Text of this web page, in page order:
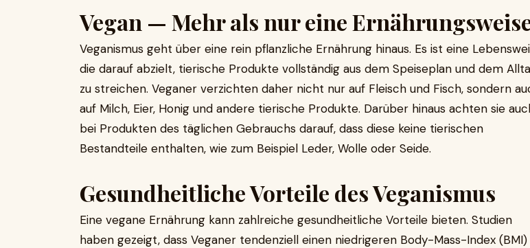
Vegan — Mehr als nur eine
Veganismus geht über eine rein pflanzliche Ernährung hinaus. Es ist eine
die darauf abzielt, tierische Produkte vollständig aus dem Speiseplan und dem
zu streichen. Veganer verzichten daher nicht nur auf Fleisch und Fisch, sondern
auf Milch, Eier, Honig und andere tierische Produkte. Darüber hinaus achten sie
bei Produkten des täglichen Gebrauchs darauf, dass diese keine tierischen
Bestandteile enthalten, wie zum Beispiel Leder, Wolle oder Seide.
Gesundheitliche Vorteile des Veganismus
Eine vegane Ernährung kann zahlreiche gesundheitliche Vorteile bieten. Studien
haben gezeigt, dass Veganer tendenziell einen niedrigeren Body-Mass-Index (BMI)